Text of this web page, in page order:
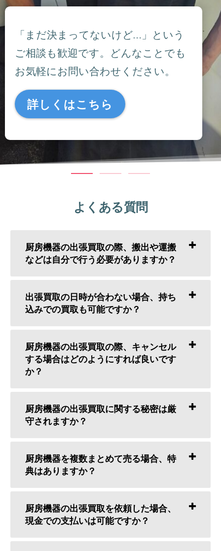
「まだ決まってないけど…」という
ご相談も歓迎です。どんなことでも
お気軽にお問い合わせください。
詳しくはこちら
よくある質問
厨房機器の出張買取の際、搬出や運搬
などは自分で行う必要がありますか？
出張買取の日時が合わない場合、持ち
込みでの買取も可能ですか？
厨房機器の出張買取の際、キャンセル
する場合はどのようにすれば良いです
か？
厨房機器の出張買取に関する秘密は厳
守されますか？
厨房機器を複数まとめて売る場合、特
典はありますか？
厨房機器の出張買取を依頼した場合、
現金での支払いは可能ですか？